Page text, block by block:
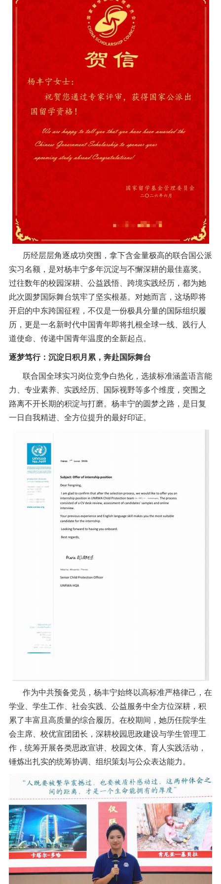
历经层层角逐成功突围，拿下含金量极高的联合国公派
实习名额，是对杨丰宁多年沉淀与不懈深耕的最佳嘉奖。
过往数年的校园深耕、公益践悟、跨境实践经历，都为她
此次圆梦国际舞台筑牢了坚实根基。对她而言，这场即将
开启的中东跨国征程，不仅是一份极具分量的国际组织履
历，更是一名新时代中国青年即将扎根全球一线、践行人
道使命、传递中国青年温度的全新起点。
逐梦笃行：沉淀日积月累，奔赴国际舞台
联合国全球实习岗位竞争白热化，选拔标准涵盖语言能
力、专业素养、实践经历、国际视野等多个维度，突围之
路离不开长期的积淀与打磨。杨丰宁的圆梦之路，是日复
一日自我精进、全方位提升的最好印证。
作为中共预备党员，杨丰宁始终以高标准严格律己，在
学业、学生工作、社会实践、公益服务中全方位深耕，积
累了丰富且高质量的综合履历。在校期间，她历任院学生
会主席、校优宣团团长，深耕校园思政建设与学生管理工
作，统筹开展各类思政宣讲、校园文体、育人实践活动，
锤炼出扎实的统筹协调、组织策划与公众表达能力。